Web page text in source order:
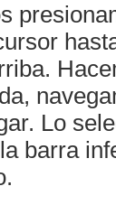
Lo
barra